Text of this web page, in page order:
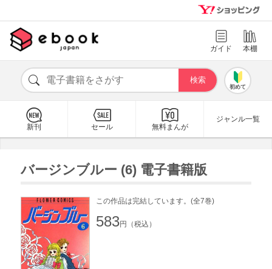
ガイド 本棚
初めて
新刊 セール 無料まんが
ジャンル一覧
バージンブルー (6) 電子書籍版
この作品は完結しています。(全7巻)
583円（税込）